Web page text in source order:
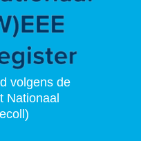
volgens de
Nationaal